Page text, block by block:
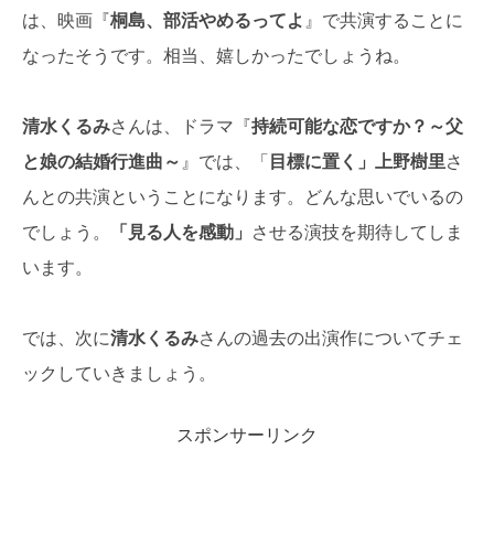
は、映画『桐島、部活やめるってよ 』で共演することに
なったそうです。相当、嬉しかったでしょうね。
清水くるみさんは、ドラマ『持続可能な恋ですか？～父
と娘の結婚行進曲～ 』では、「 目標に置く」上野樹里さ
んとの共演ということになります。どんな思いでいるの
でしょう。
「見る人を感動」
させる演技を期待してしま
います。
では、次に清水くるみさんの過去の出演作についてチェ
ックしていきましょう。
スポンサーリンク